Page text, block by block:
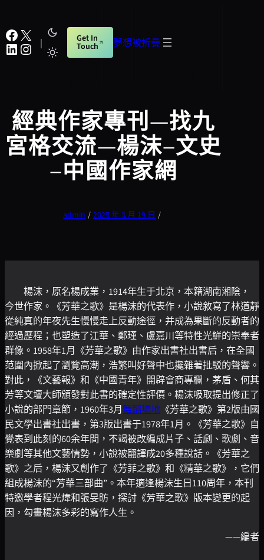
至
主
要
夢想被折疊
Facebook X
LinkedIn Instagram | Get In
Touch
經典作家專刊—找九
宮格交流—楊沫–文史
–中國作家網
admin / 2025 年 3 月 19 日 /
楊沫，原名楊成業，1914年生于北京，本籍湖南湘陰，
今世作家。《芳華之歌》是楊沫的代表作，小說敘寫了林道靜
從純真的年夜先生慢慢走上反動途徑，并成為果斷的反動者的
經過歷程；也塑造了江華、鄭瑾、盧嘉川等特性光鮮的崇奉者
群像。1958年1月《芳華之歌》由作家出書社出書后，在全國
范圍內掀起了瀏覽高潮，浩繁叫好聲中也攙雜著批駁的聲響。
對此，《文藝報》和《中國青年》開辟會商專欄，茅盾、何其
芳等文壇大師頒發對此書的確定性評價。楊沫吸取提出修正了
小說的部門章節，1960年3月舞蹈場地 《芳華之歌》第2版由國
民文學出書社出書，第3版出書于1978年1月。《芳華之歌》自
覺表到此刻的60余年間，不竭被改編成片子、話劇、歌劇、音
樂劇等其他文藝情勢，小說被翻譯成20多種說話。《芳華之
歌》之后，楊沫又創作了《芳菲之歌》和《精華之歌》，它們
組成楊沫的“芳華三部曲”。本年適逢楊沫生日110周年，本刊
特邀學者程光煒和張旻昉，探討《芳華之歌》版本變更的起
因，勾畫楊沫多彩的寫作人生。
——編者